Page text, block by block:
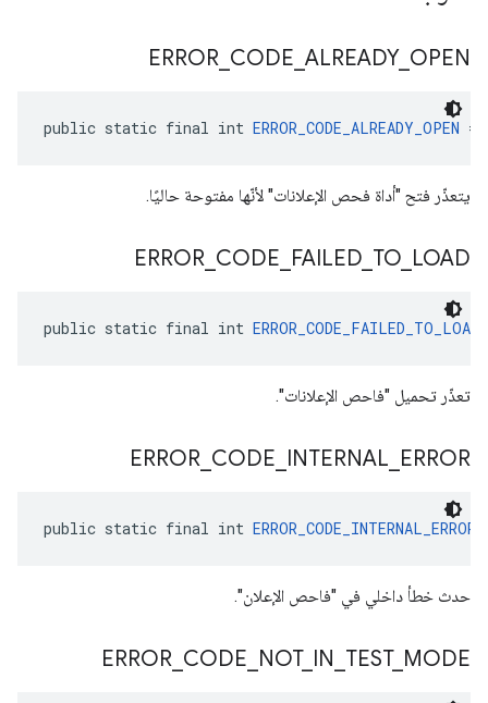
ERROR CODE ALREADY_ OPEN
public static final int ERROR_CODE_ALREADY_OPEN =
يتعذّر فتح "أداة فحص الإعلانات" لأنّها مفتوحة حاليًا.
ERROR CODE FAILED TO LOAD
public static final int ERROR_CODE_FAILED_TO_LOAD
تعذّر تحميل "فاحص الإعلانات".
ERROR CODE INTERNAL ERROR
public static final int ERROR_CODE_INTERNAL_ERROR
حدث خطأ داخلي في "فاحص الإعلان".
ERROR CODE NOT_ IN TEST_ MODE